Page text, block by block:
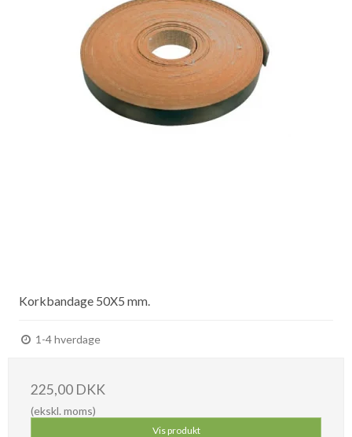
Korkbandage 50X5 mm.
1-4 hverdage
225,00 DKK
(ekskl. moms)
Vis produkt